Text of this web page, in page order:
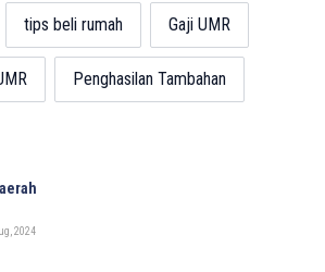
tips beli rumah Gaji UMR
Penghasilan Tambahan
2024